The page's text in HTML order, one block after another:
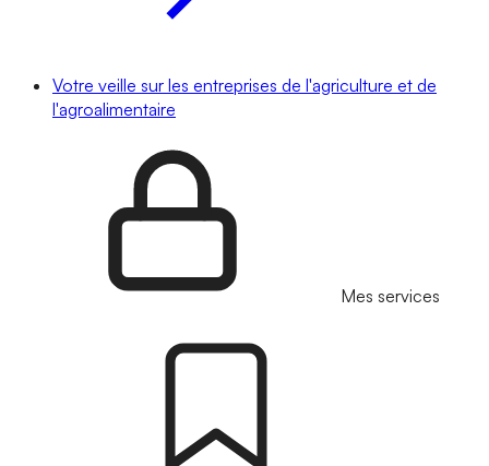
Votre veille sur les entreprises de l'agriculture et de
l'agroalimentaire
Mes services